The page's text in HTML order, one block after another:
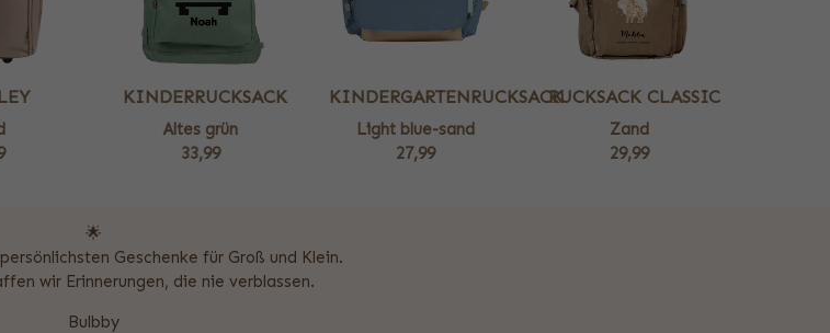
KINDERRUCKSACK
Altes grün
33,99
KINDERGARTENRUCKSACK
Light blue-sand
27,99
RUCKSACK CLASSIC
Zand
29,99
🌟
Geschenke für Groß und Klein.
wir Erinnerungen, die nie verblassen.
Bulbby